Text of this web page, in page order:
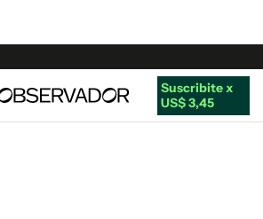
Suscribite x
US$ 3,45